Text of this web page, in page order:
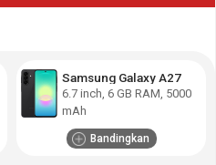
Samsung Galaxy A27
6.7 inch, 6 GB RAM 5000
mAh
Bandingkan